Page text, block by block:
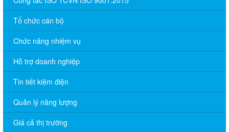
Tổ chức cán bộ
Chức năng nhiệm vụ
Hỗ trợ doanh nghiệp
Tin tiết kiệm điện
Quản lý năng lượng
Giá cả thị trường